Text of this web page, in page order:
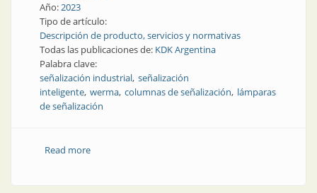
Año:2023
Tipo de artículo:
Descripción de producto, servicios y normativas
Todas las publicaciones de: KDK Argentina
Palabra clave:
señalización industrial señalización
inteligente werma columnas de señalización lámparas
de señalización
Read moreabout Opciones de señalización inteligente en la